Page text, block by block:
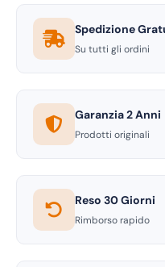
Spedizione
Su tutti gli ordini
Garanzia 2 Anni
Prodotti originali
Reso 30 Giorni
Rimborso rapido